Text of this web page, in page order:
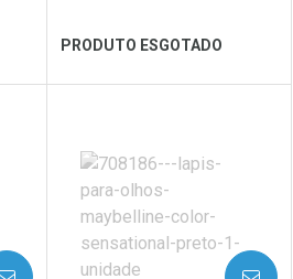
Ver Desconto Convênio
PRODUTO ESGOTADO
Laboratório
Por Menos